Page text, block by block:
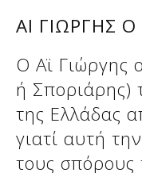
ΑΙ ΓΙΩΡΓΗΣ
Ο Αϊ Γιώργης
ή Σποριάρης)
της Ελλάδας
γιατί αυτή
τους σπόρους